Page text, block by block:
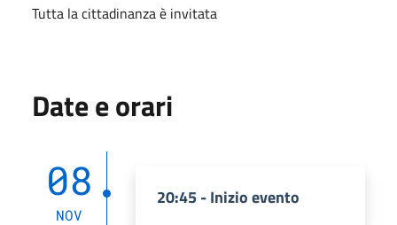
Tutta la cittadinanza è invitata
Date e orari
08
NOV
20:45 - Inizio evento